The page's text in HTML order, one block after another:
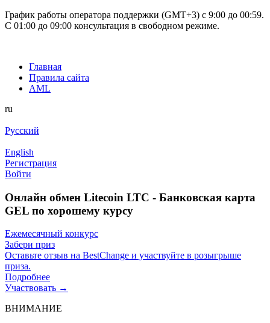
График работы оператора поддержки (GMT+3) c 9:00 до 00:59.
С 01:00 до 09:00 консультация в свободном режиме.
Главная
Правила сайта
AML
ru
Русский
English
Регистрация
Войти
Онлайн обмен Litecoin LTC - Банковская карта
GEL по хорошему курсу
Ежемесячный конкурс
Забери приз
Оставьте отзыв на BestChange и участвуйте в розыгрыше
приза.
Подробнее
Участвовать →
ВНИМАНИЕ